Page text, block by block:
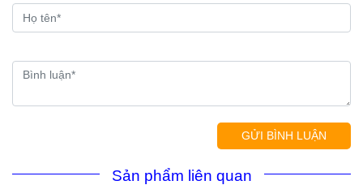
GỬI BÌNH LUẬN
Sản phẩm liên quan